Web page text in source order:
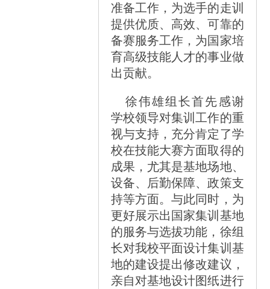
准备工作，为选手的走训
提供优质、高效、可靠的
备赛服务工作，为国家培
育高级技能人才的事业做
出贡献。
徐伟雄组长首先感谢
学校领导对集训工作的重
视与支持，充分肯定了学
校在技能大赛方面取得的
成果，尤其是基地场地、
设备、后勤保障、政策支
持等方面。与此同时，为
更好展示出国家集训基地
的服务与选拔功能，徐组
长对我校平面设计集训基
地的建设提出修改建议，
亲自对基地设计图纸进行